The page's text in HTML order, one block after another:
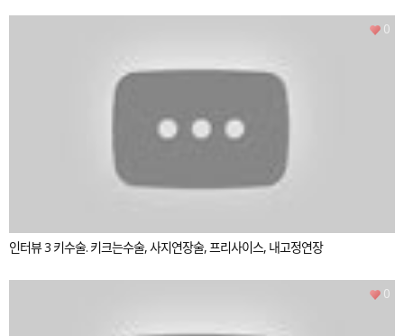
인터뷰 3 키수술. 키크는수술, 사지연장술, 프리사이스, 내고정연장
0
0